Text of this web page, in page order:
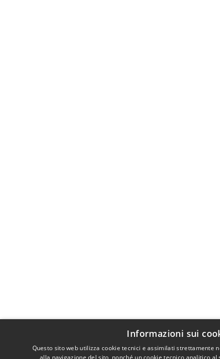
Informazioni sui
Questo sito web utilizza cookie tecnici e assimilati strettamente
alla navigazione del sito, nonché un cookie tecnico analitico